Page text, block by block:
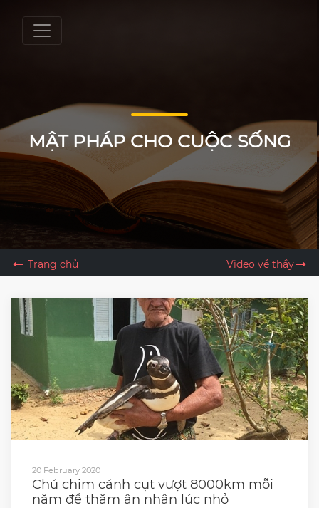
MẬT PHÁP CHO CUỘC SỐNG
Trang chủ Video về thầy
20 February 2020
Chú chim cánh cụt vượt 8000km mỗi
năm để thăm ân nhân lúc nhỏ